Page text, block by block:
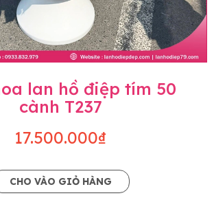
lan hồ điệp tím 50
cành T237
17.500.000₫
CHO VÀO GIỎ HÀNG